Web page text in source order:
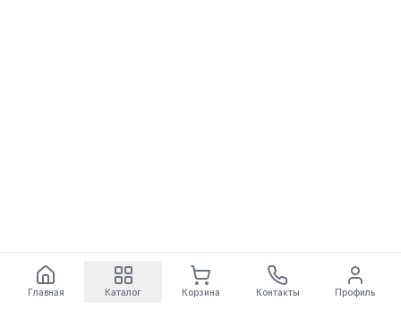
Главная Каталог Корзина Контакты Профиль